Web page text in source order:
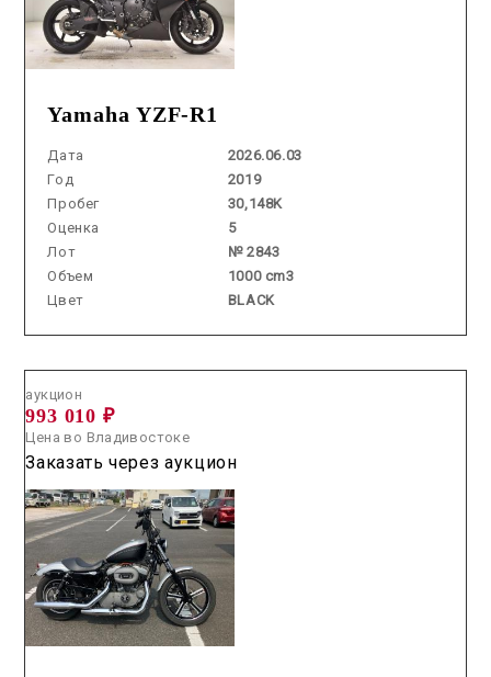
Yamaha YZF-R1
Дата
2026.06.03
Год
2019
Пробег
30,148K
Оценка
5
Лот
№ 2843
Объем
1000 cm3
Цвет
BLACK
аукцион
993 010 ₽
Цена во Владивостоке
Заказать через аукцион